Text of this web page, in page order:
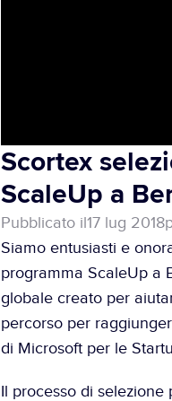
Scortex
ScaleUp a
Pubblicato il17 lug 2018
programma ScaleUp a
globale creato per
percorso per
di Microsoft per le
Il processo di